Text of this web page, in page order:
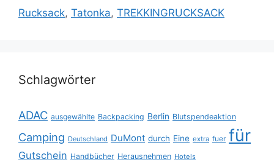
Rucksack, Tatonka, TREKKINGRUCKSACK
Schlagwörter
ADAC ausgewählte Backpacking Berlin Blutspendeaktion
Camping Deutschland DuMont durch Eine extra fuer für
Gutschein Handbücher Herausnehmen Hotels